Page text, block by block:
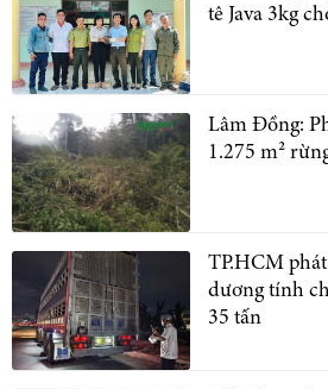
tê Java 3kg
Lâm Đồng:
1.275 m²
TP.HCM
dương tính
35 tấn